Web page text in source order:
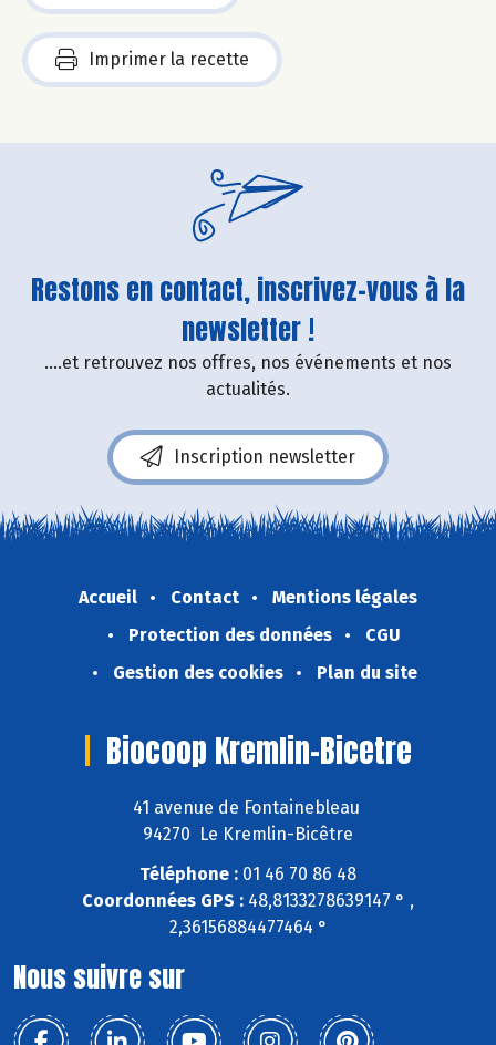
Imprimer la recette
Restons en contact, inscrivez-vous à la
newsletter !
....et retrouvez nos offres, nos événements et nos
actualités.
Inscription newsletter
Accueil Contact
Mentions légales
Protection des données
CGU
Gestion des cookies
Plan du site
Biocoop Kremlin-Bicetre
41 avenue de Fontainebleau
94270 Le Kremlin-Bicêtre
Téléphone : 01 46 70 86 48
Coordonnées GPS : 48,8133278639147 ° ,
2,36156884477464 °
Nous suivre sur